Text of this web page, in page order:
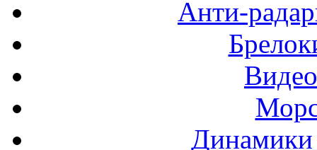
Анти-
Динамики